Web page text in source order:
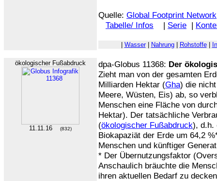
Quelle: Global Footprint Network
Tabelle/ Infos | Serie |
Wasser| Nahrung| Rohstoffe|
ökologischer Fußabdruck
11.11.16 (832)
dpa-Globus 11368: Der
Zieht man von der gesamten
Milliarden Hektar (Gha) die
Meere, Wüsten, Eis) ab, so
Menschen eine Fläche von
Hektar). Der tatsächliche
(ökologischer Fußabdruck), d.h.
Biokapaziät der Erde um 64,2
Menschen und künftiger
* Der Übernutzungsfaktor
Anschaulich bräuchte die
ihren aktuellen Bedarf zu